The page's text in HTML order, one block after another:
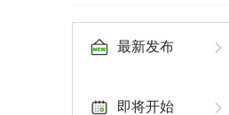
最新发布
即将开始